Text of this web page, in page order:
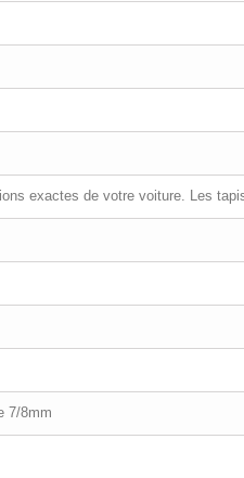
exactes de votre voiture. Les
7/8mm